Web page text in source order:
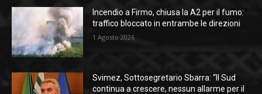
Incendio a Firmo, chiusa la A2 per il fumo:
traffico bloccato in entrambe le direzioni
1 Agosto 2026
Svimez, Sottosegretario Sbarra: “Il Sud
continua a crescere, nessun allarme per il